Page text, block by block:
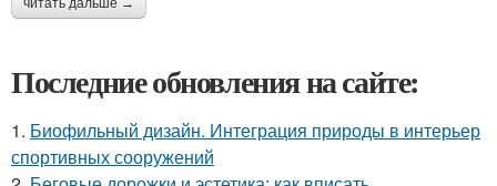
читать дальше →
Последние обновления на сайте:
1. Биофильный дизайн. Интеграция природы в интерьер
спортивных сооружений